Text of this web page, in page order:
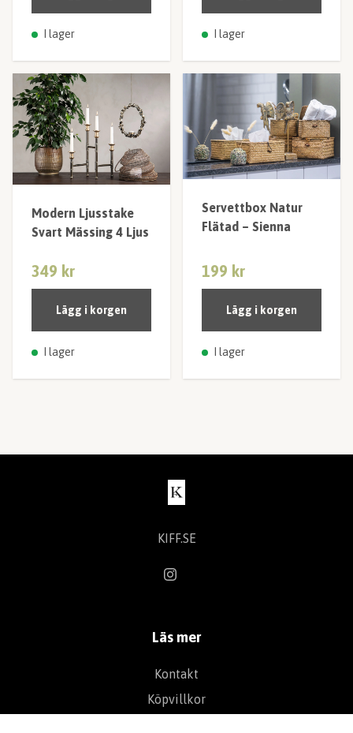
I lager I lager
Modern Ljusstake
Svart Mässing 4 Ljus
349 kr
Lägg i korgen
I lager
Servettbox Natur
Flätad – Sienna
199 kr
Lägg i korgen
I lager
KIFF.SE
Läs mer
Kontakt
Köpvillkor